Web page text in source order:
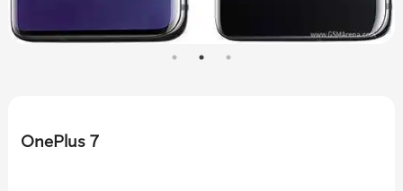
OnePlus 7